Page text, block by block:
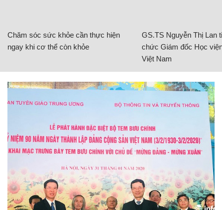
Chăm sóc sức khỏe cần thực hiện
ngay khi cơ thể còn khỏe
GS.TS Nguyễn Thị Lan
chức Giám đốc Học
Việt Nam